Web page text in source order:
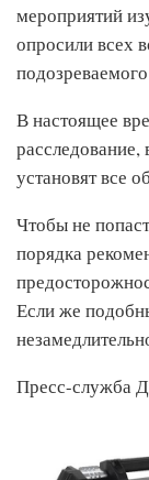
мероприятий
опросили всех
В настоящее
расследование,
установят все
Чтобы не
порядка
Если же
Пресс-служба